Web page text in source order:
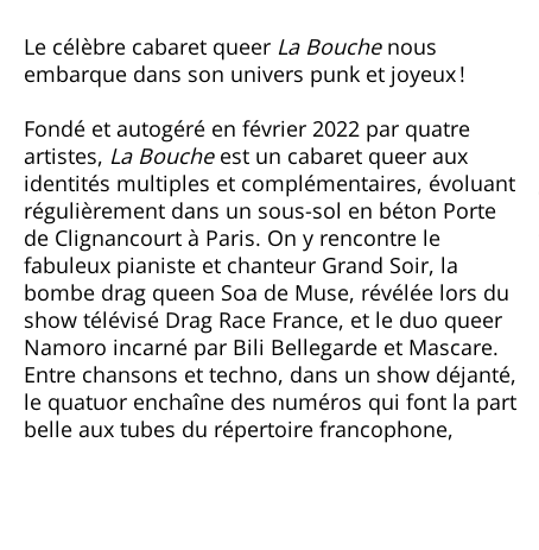
Le célèbre cabaret queer La Bouchenous
embarque dans son univers punk et joyeux !
Fondé et autogéré en février 2022 par quatre
artistes, La Boucheest un cabaret queer aux
identités multiples et complémentaires, évoluant
régulièrement dans un sous-sol en béton Porte
de Clignancourt à Paris. On y rencontre le
fabuleux pianiste et chanteur Grand Soir, la
bombe drag queen Soa de Muse, révélée lors du
show télévisé Drag Race France, et le duo queer
Namoro incarné par Bili Bellegarde et Mascare.
Entre chansons et techno, dans un show déjanté,
le quatuor enchaîne des numéros qui font la part
belle aux tubes du répertoire francophone,
paroles se libèrent sans distinction de classe, de
genre ou de sexualité. Excentrique et subversif,
La Bouche Cabaret accueille, avec démesure et
tolérance, les fantasmes d’une communauté aux